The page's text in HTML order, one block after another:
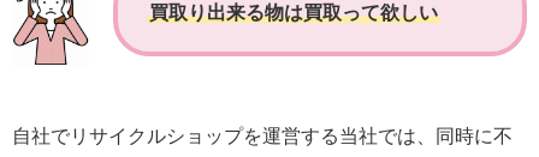
買取り出来る物は買取って欲しい
自社でリサイクルショップを運営する当社では、同時に不